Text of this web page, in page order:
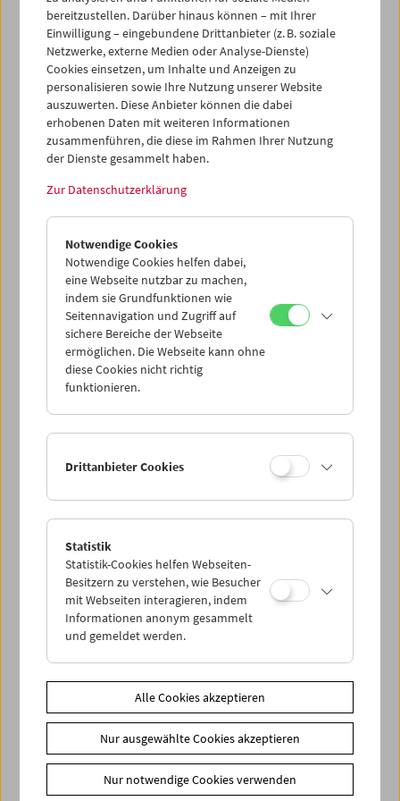
ein Kurzfilmprogramm. Das ProgrammFilmrisswar am 25.
Mai 2022 im Rahmen des Vienna Shorts Filmfestival im
Österreichischen Filmmuseum zu sehen – kostenlos und
für alle Interessierten offen. Zudem waren auch die
Filmemacher*innenNikki SchusterundMike Kren
Gast, die von der Klasse während der Veranstaltung
interviewt wurden.
Share on
Newsletter
Fotos unserer Gäste
Gästebuch
bereitzustellen. Darüber hinaus können – mit Ihrer
Einwilligung – eingebundene Drittanbieter (z. B. soziale
Netzwerke, externe Medien oder Analyse-Dienste)
Cookies einsetzen, um Inhalte und Anzeigen zu
personalisieren sowie Ihre Nutzung unserer Website
auszuwerten. Diese Anbieter können die dabei
erhobenen Daten mit weiteren Informationen
zusammenführen, die diese im Rahmen Ihrer Nutzung
der Dienste gesammelt haben.
Zur Datenschutzerklärung
Notwendige Cookies
Notwendige Cookies helfen dabei,
eine Webseite nutzbar zu machen,
indem sie Grundfunktionen wie
Seitennavigation und Zugriff auf
sichere Bereiche der Webseite
ermöglichen. Die Webseite kann ohne
diese Cookies nicht richtig
funktionieren.
Drittanbieter Cookies
Statistik
Statistik-Cookies helfen Webseiten-
Besitzern zu verstehen, wie Besucher
mit Webseiten interagieren, indem
Informationen anonym gesammelt
und gemeldet werden.
Alle Cookies akzeptieren
Nur ausgewählte Cookies akzeptieren
Nur notwendige Cookies verwenden